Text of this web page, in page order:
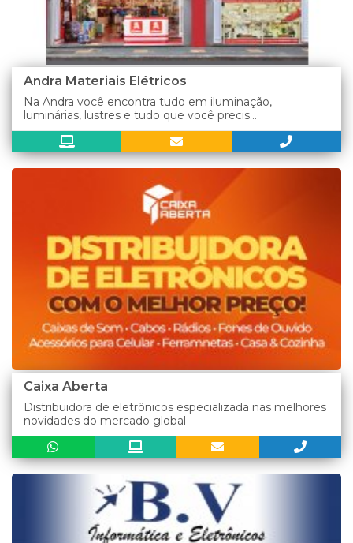
Andra Materiais Elétricos
Na Andra você encontra tudo em iluminação,
luminárias, lustres e tudo que você precis...
Caixa Aberta
Distribuidora de eletrônicos especializada nas melhores
novidades do mercado global